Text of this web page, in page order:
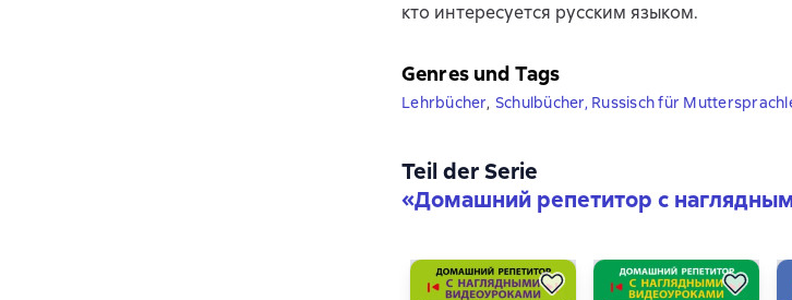
кто интересуется русским языком.
Genres und Tags
Lehrbücher, Schulbücher, Russisch für
Teil der Serie
«Домашний репетитор с